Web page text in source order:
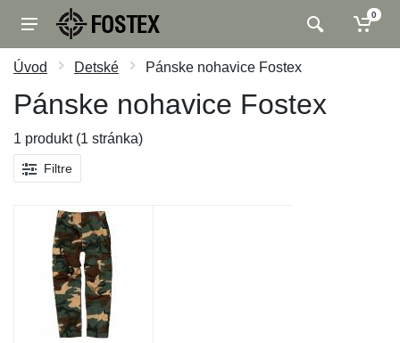
0
Úvod Detské Pánske nohavice Fostex
Pánske nohavice Fostex
1 produkt (1 stránka)
Filtre